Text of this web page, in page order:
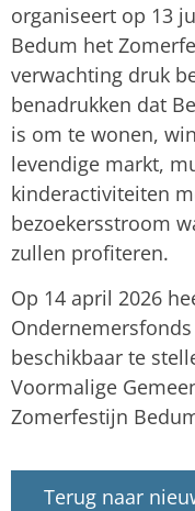
organiseert op 13
Bedum het
verwachting druk
benadrukken dat
is om te wonen,
levendige markt,
kinderactiviteiten
bezoekersstroom
zullen profiteren.
Op 14 april 2026
beschikbaar te
Voormalige
Zomerfestijn
Terug naar